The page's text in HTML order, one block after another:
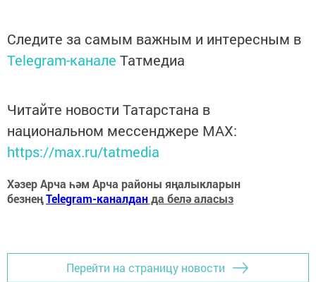
Следите за самым важным и интересным в
Telegram-канале Татмедиа
Читайте новости Татарстана в
национальном мессенджере MАХ:
https://max.ru/tatmedia
Хәзер Арча һәм Арча районы яңалыкларын
безнеңTelegram-каналданда белә аласыз
Перейти на страницу новости